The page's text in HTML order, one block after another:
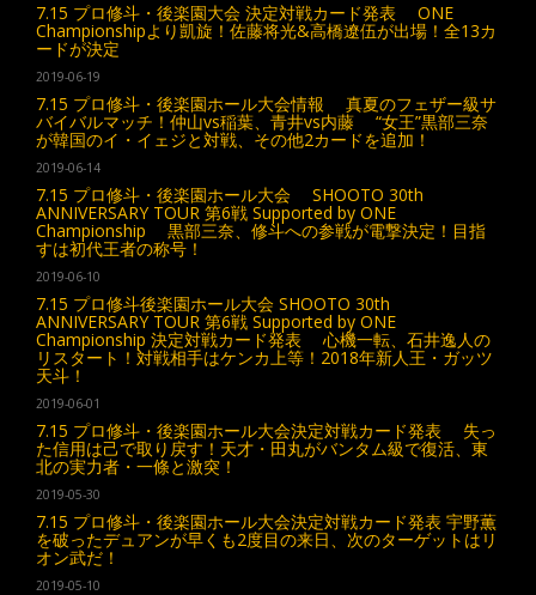
7.15 プロ修斗・後楽園大会 決定対戦カード発表 ONE
Championshipより凱旋！佐藤将光&高橋遼伍が出場！全13カ
ードが決定
2019-06-19
7.15 プロ修斗・後楽園ホール大会情報 真夏のフェザー級サ
バイバルマッチ！仲山vs稲葉、青井vs内藤 “女王”黒部三奈
が韓国のイ・イェジと対戦、その他2カードを追加！
2019-06-14
7.15 プロ修斗・後楽園ホール大会 SHOOTO 30th
ANNIVERSARY TOUR 第6戦 Supported by ONE
Championship 黒部三奈、修斗への参戦が電撃決定！目指
すは初代王者の称号！
2019-06-10
7.15 プロ修斗後楽園ホール大会 SHOOTO 30th
ANNIVERSARY TOUR 第6戦 Supported by ONE
Championship 決定対戦カード発表 心機一転、石井逸人の
リスタート！対戦相手はケンカ上等！2018年新人王・ガッツ
天斗！
2019-06-01
7.15 プロ修斗・後楽園ホール大会決定対戦カード発表 失っ
た信用は己で取り戻す！天才・田丸がバンタム級で復活、東
北の実力者・一條と激突！
2019-05-30
7.15 プロ修斗・後楽園ホール大会決定対戦カード発表 宇野薫
を破ったデュアンが早くも2度目の来日、次のターゲットはリ
オン武だ！
2019-05-10